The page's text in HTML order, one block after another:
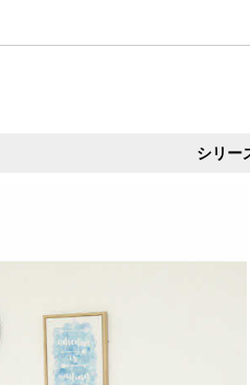
シリー